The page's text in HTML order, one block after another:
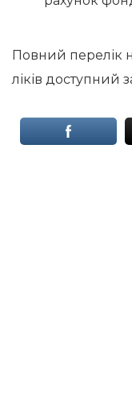
Повний перелік
ліків доступний